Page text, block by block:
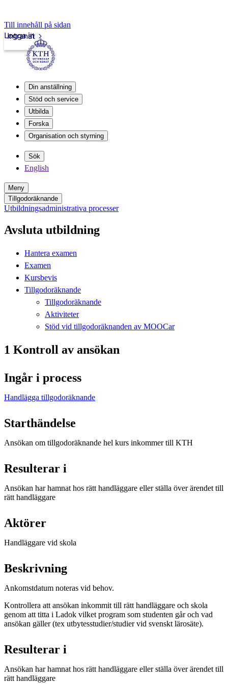
Till innehåll på sidan
Intranät
Logga in
Din anställning
Stöd och service
Utbilda
Forska
Organisation och styrning
Sök
English
Meny
Tillgodoräknande
Utbildningsadministrativa processer
Avsluta utbildning
Hantera examen
Examen
Kursbevis
Tillgodoräknande
Tillgodoräknande
Aktiviteter
Stöd vid tillgodoräknanden av MOOCar
1 Kontroll av ansökan
Ingår i process
Handlägga tillgodoräknande
Starthändelse
Ansökan om tillgodoräknande hel kurs inkommer till KTH
Resulterar i
Ansökan har hamnat hos rätt handläggare eller ställa över ärendet till
rätt handläggare
Aktörer
Handläggare vid skola
Beskrivning
Ankomstdatum noteras vid behov.
Kontrollera att ansökan inkommit till rätt handläggare och skola
genom att titta i Ladok vilket program som studenten går och vad
ansökan gäller (tex utbytesstudier/studier vid svenskt lärosäte).
Resulterar i
Ansökan har hamnat hos rätt handläggare eller ställa över ärendet till
rätt handläggare